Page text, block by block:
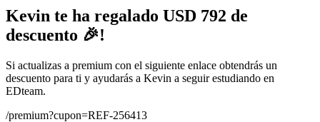
Kevin te ha regalado USD 792 de
descuento 🎉!
Si actualizas a premium con el siguiente enlace obtendrás un
descuento para ti y ayudarás a Kevin a seguir estudiando en
EDteam.
/premium?cupon=REF-256413